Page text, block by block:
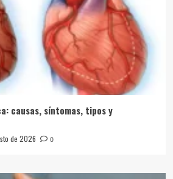
causas, síntomas, tipos y
de 2026 0